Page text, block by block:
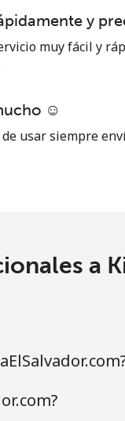
y
muy fácil y
☺️
usar siempre
a